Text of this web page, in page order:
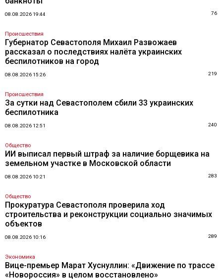
08.08.2026 19:44 76
Происшествия
Губернатор Севастополя Михаил Развожаев
рассказал о последствиях налёта украинских
беспилотников на город
08.08.2026 15:26 219
Происшествия
За сутки над Севастополем сбили 33 украинских
беспилотника
08.08.2026 12:51 240
Общество
ИИ выписал первый штраф за наличие борщевика на
земельном участке в Московской области
08.08.2026 10:21 283
Общество
Прокуратура Севастополя проверила ход
строительства и реконструкции социально значимых
объектов
08.08.2026 10:16 289
Экономика
Вице-премьер Марат Хуснуллин: «Движение по трассе
«Новороссия» в целом восстановлено»